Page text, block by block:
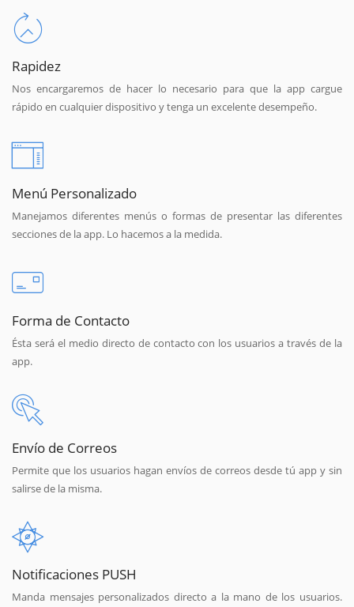
Rapidez
Nos encargaremos de hacer lo necesario para que la app cargue
rápido en cualquier dispositivo y tenga un excelente desempeño.
Menú Personalizado
Manejamos diferentes menús o formas de presentar las diferentes
secciones de la app. Lo hacemos a la medida.
Forma de Contacto
Ésta será el medio directo de contacto con los usuarios a través de la
app.
Envío de Correos
Permite que los usuarios hagan envíos de correos desde tú app y sin
salirse de la misma.
Notificaciones PUSH
Manda mensajes personalizados directo a la mano de los usuarios.